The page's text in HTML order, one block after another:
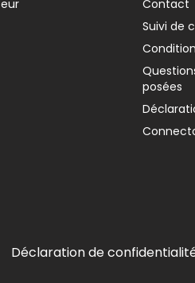
Contact
Suivi de
posées
Déclaration de